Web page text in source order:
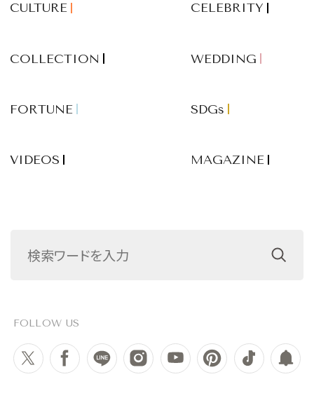
CULTURE CELEBRITY
COLLECTION WEDDING
FORTUNE SDGs
VIDEOS MAGAZINE
FOLLOW US